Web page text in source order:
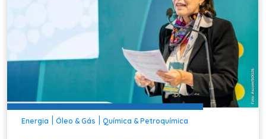
Energia Óleo & Gás Química & Petroquímica